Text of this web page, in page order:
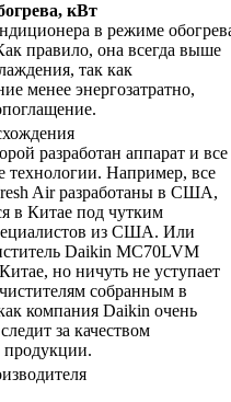
кВт
в режиме
правило, она всегда выше
так как
менее энергозатратно,
разработан аппарат и все
технологии. Например, все
Air разработаны в США,
в Китае под чутким
из США. Или
Daikin MC70LVM
но ничуть не уступает
собранным в
компания Daikin очень
за качеством